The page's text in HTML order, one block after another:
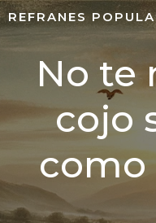
REFRANES
No te
cojo
como